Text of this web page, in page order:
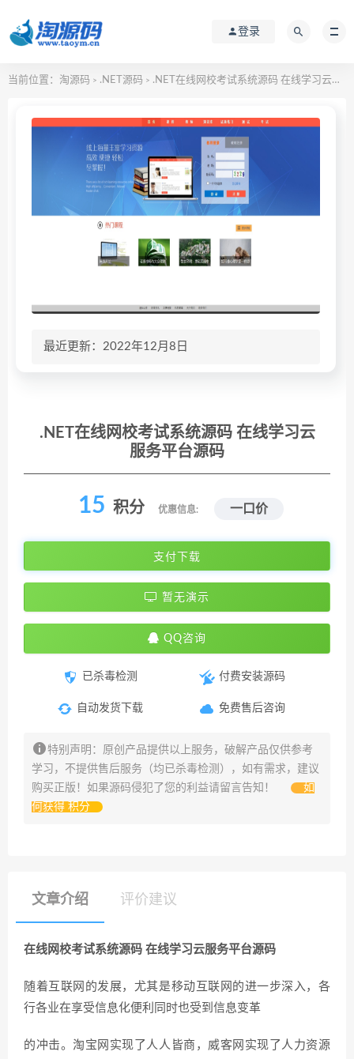
登录
当前位置： 淘源码 > .NET源码 > .NET在线网校考试系统源码 在线学习云服务平台源码
最近更新：2022年12月8日
.NET在线网校考试系统源码 在线学习云
服务平台源码
15 积分 优惠信息: 一口价
支付下载
暂无演示
QQ咨询
已杀毒检测
自动发货下载
付费安装源码
免费售后咨询
特别声明：原创产品提供以上服务，破解产品仅供参考
学习，不提供售后服务（均已杀毒检测），如有需求，建议
购买正版！如果源码侵犯了您的利益请留言告知！
如
何获得 积分
文章介绍 评价建议
在线网校考试系统源码 在线学习云服务平台源码
随着互联网的发展，尤其是移动互联网的进一步深入，各
行各业在享受信息化便利同时也受到信息变革
的冲击。淘宝网实现了人人皆商，威客网实现了人力资源